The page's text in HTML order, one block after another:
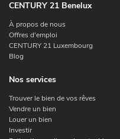
CENTURY 21 Benelux
À propos de nous
Offres d'emploi
CENTURY 21 Luxembourg
Blog
Nos services
Trouver le bien de vos rêves
Vendre un bien
Louer un bien
Investir